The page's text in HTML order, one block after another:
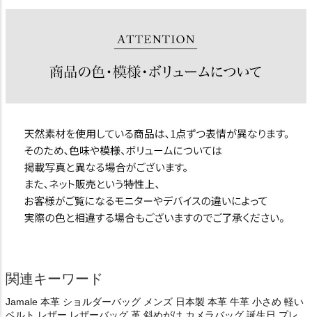
関連キーワード
Jamale 本革 ショルダーバッグ メンズ 日本製 本革 牛革 小さめ 軽い